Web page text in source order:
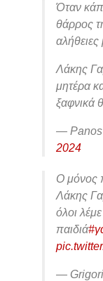
Όταν
θάρρος
Λάκης
μητέρα
ξαφνικά
— Panos
2024
Ο μόνος
Λάκης
όλοι
παιδιά
— Grigori